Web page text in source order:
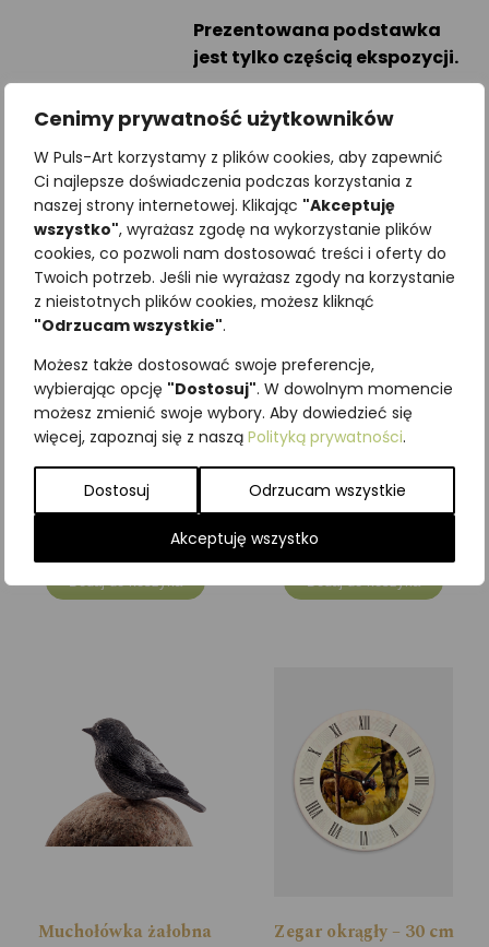
Cenimy prywatność użytkowników
W Puls-Art korzystamy z plików cookies, aby zapewnić
Ci najlepsze doświadczenia podczas korzystania z
naszej strony internetowej. Klikając "Akceptuję
wszystko", wyrażasz zgodę na wykorzystanie plików
cookies, co pozwoli nam dostosować treści i oferty do
Twoich potrzeb. Jeśli nie wyrażasz zgody na korzystanie
z nieistotnych plików cookies, możesz kliknąć
"Odrzucam wszystkie".
Możesz także dostosować swoje preferencje,
wybierając opcję "Dostosuj". W dowolnym momencie
możesz zmienić swoje wybory. Aby dowiedzieć się
więcej, zapoznaj się z naszą Polityką prywatności.
Dostosuj Odrzucam wszystkie
Akceptuję wszystko
Prezentowana podstawka
jest tylko częścią ekspozycji.
od 7 do 14 dni.
Podobne produkty
Grubodziób
209,10zł z VAT
Dodaj do koszyka
Wróbel
196,30zł z VAT
Dodaj do koszyka
Muchołówka żałobna Zegar okrągły – 30 cm